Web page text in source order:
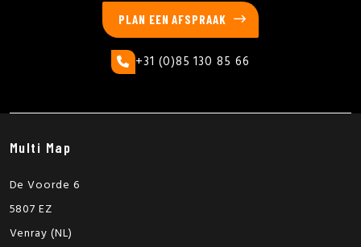
PLAN EEN AFSPRAAK
+31 (0)85 130 85 66
Multi Map
De Voorde 6
5807 EZ
Venray (NL)